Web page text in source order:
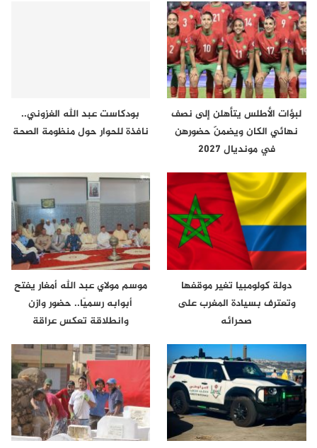
لبؤات الأطلس يتأهلن إلى نصف
نهائي الكان ويضمنّ حضورهن
في مونديال 2027
بودكاست عبد الله الغزوني..
نافذة للحوار حول منظومة الصحة
دولة كولومبيا تغير موقفها
وتعترف بسيادة المغرب على
صحرائه
موسم مولاي عبد الله أمغار يفتح
أبوابه رسميًا.. حضور وازن
وانطلاقة تعكس عراقة